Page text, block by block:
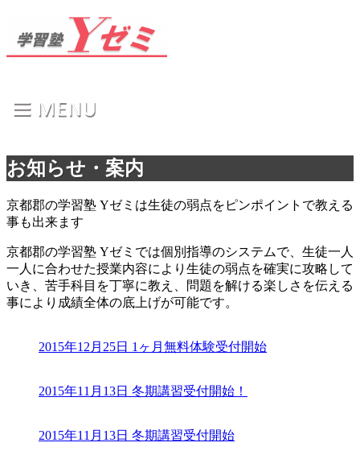
お知らせ・案内
京都郡の学習塾 Yゼミは生徒の弱点をピンポイントで教える
事も出来ます
京都郡の学習塾 Yゼミでは個別指導のシステムで、生徒一人
一人に合わせた授業内容により生徒の弱点を確実に攻略して
いき、苦手科目を丁寧に教え、問題を解ける楽しさを伝える
事により成績全体の底上げが可能です。
2015年12月25日 1ヶ月無料体験受付開始
2015年11月13日 冬期講習受付開始！
2015年11月13日 冬期講習受付開始